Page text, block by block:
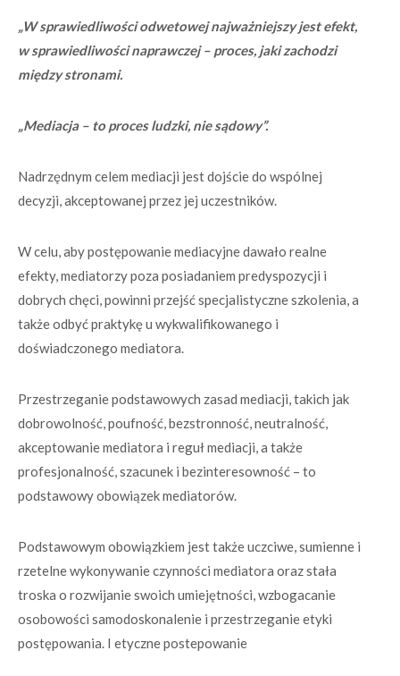
„W sprawiedliwości odwetowej najważniejszy jest efekt,
w sprawiedliwości naprawczej – proces, jaki zachodzi
między stronami.
„Mediacja – to proces ludzki, nie sądowy”.
Nadrzędnym celem mediacji jest dojście do wspólnej
decyzji, akceptowanej przez jej uczestników.
W celu, aby postępowanie mediacyjne dawało realne
efekty, mediatorzy poza posiadaniem predyspozycji i
dobrych chęci, powinni przejść specjalistyczne szkolenia, a
także odbyć praktykę u wykwalifikowanego i
doświadczonego mediatora.
Przestrzeganie podstawowych zasad mediacji, takich jak
dobrowolność, poufność, bezstronność, neutralność,
akceptowanie mediatora i reguł mediacji, a także
profesjonalność, szacunek i bezinteresowność – to
podstawowy obowiązek mediatorów.
Podstawowym obowiązkiem jest także uczciwe, sumienne i
rzetelne wykonywanie czynności mediatora oraz stała
troska o rozwijanie swoich umiejętności, wzbogacanie
osobowości samodoskonalenie i przestrzeganie etyki
postępowania. I etyczne postepowanie